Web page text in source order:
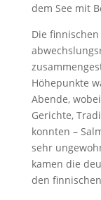
dem See mit
Die
Höhepunkte
Abende,
Gerichte,
konnten –
sehr
kamen die
den